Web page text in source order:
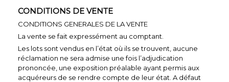
CONDITIONS DE VENTE
CONDITIONS GENERALES DE LA VENTE
La vente se fait expressément au comptant.
Les lots sont vendus en l’état où ils se trouvent, aucune
réclamation ne sera admise une fois l’adjudication
prononcée, une exposition préalable ayant permis aux
acquéreurs de se rendre compte de leur état. A défaut